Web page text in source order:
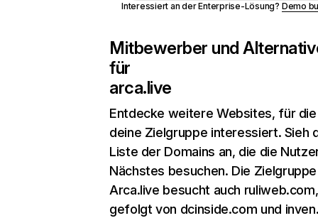
Interessiert an der Enterprise-Lösung? Demo
Mitbewerber und
für
arca.live
Entdecke weitere Websites, für
deine Zielgruppe interessiert. Sieh
Liste der Domains an, die die
Nächstes besuchen. Die
Arca.live besucht auch ruliweb.com,
gefolgt von dcinside.com und